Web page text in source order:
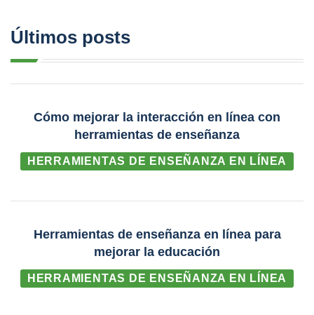
Últimos posts
Cómo mejorar la interacción en línea con
herramientas de enseñanza
HERRAMIENTAS DE ENSEÑANZA EN LÍNEA
Herramientas de enseñanza en línea para
mejorar la educación
HERRAMIENTAS DE ENSEÑANZA EN LÍNEA